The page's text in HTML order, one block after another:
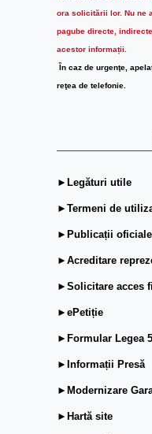
ora solicitării lor. Nu ne
pagube directe,
acestor informații.
În caz de urgenţe,
reţea de telefonie.
►Legături utile
►Termeni de
►Publicații oficiale
►Acreditare
►Solicitare acces
►ePetiție
►Formular Legea
►Informații Presă
►Modernizare
►Hartă site